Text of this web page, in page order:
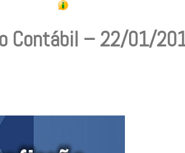
Contábil – 22/01/